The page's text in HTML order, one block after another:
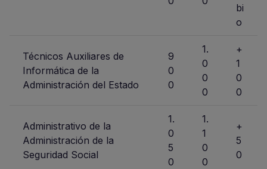
bi
o
Técnicos Auxiliares de
Informática de la
Administración del Estado
9
0
0
1.
0
0
0
+
1
0
0
Administrativo de la
Administración de la
Seguridad Social
1.
0
5
0
1.
1
0
0
+
5
0